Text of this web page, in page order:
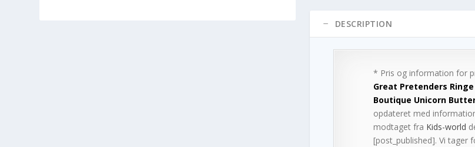
DESCRIPTION
* Pris og information for
Great Pretenders
Boutique Unicorn
opdateret med
modtaget fra Kids-world
[post_published]. Vi tager